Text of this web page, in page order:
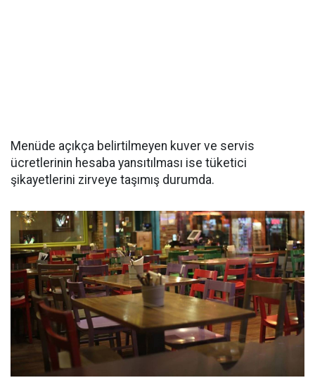
Menüde açıkça belirtilmeyen kuver ve servis
ücretlerinin hesaba yansıtılması ise tüketici
şikayetlerini zirveye taşımış durumda.